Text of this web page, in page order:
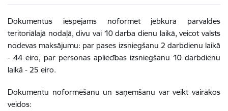
Dokumentus iespējams noformēt jebkurā pārvaldes
teritoriālajā nodaļā, divu vai 10 darba dienu laikā, veicot valsts
nodevas maksājumu: par pases izsniegšanu 2 darbdienu laikā
- 44 eiro, par personas apliecības izsniegšanu 10 darbdienu
laikā - 25 eiro.
Dokumentu noformēšanu un saņemšanu var veikt vairākos
veidos: